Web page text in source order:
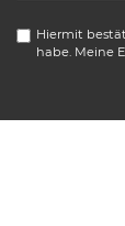
Hiermit
habe. Meine